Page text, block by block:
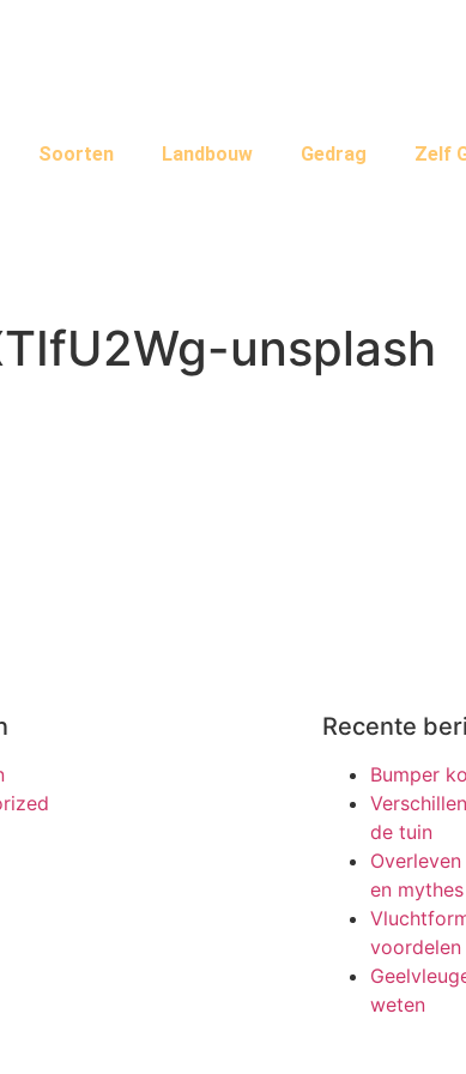
Soorten Landbouw Gedrag Zelf
unsplash
Recente
Bumper
de tuin
en
voordelen
weten